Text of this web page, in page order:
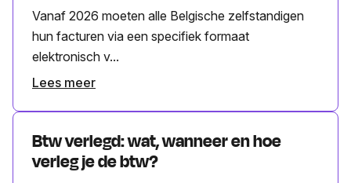
Vanaf 2026 moeten alle Belgische zelfstandigen
hun facturen via een specifiek formaat
elektronisch v...
Lees meer
Btw verlegd: wat, wanneer en hoe
verleg je de btw?